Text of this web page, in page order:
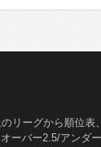
リーグから順位表
ーバー2.5/アンダ